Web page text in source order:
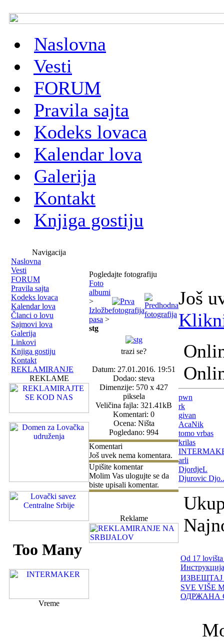
Naslovna
Vesti
FORUM
Pravila sajta
Kodeks lovaca
Kalendar lova
Galerija
Kontakt
Knjiga gostiju
Navigacija
Naslovna
Vesti
FORUM
Pravila sajta
Kodeks lovaca
Kalendar lova
Članci o lovu
Sajmovi lova
Galerija
Linkovi
Knjiga gostiju
Kontakt
REKLAMIRANJE
REKLAME
Vreme
Pogledajte fotografiju
Foto
albumi
>
Izložbe
pasa >
stg
trazi se?
Datum: 27.01.2016. 19:51
Dodao: steva
Dimenzije: 570 x 427
piksela
Veličina fajla: 321.41kB
Komentari: 0
Ocena: Ništa
Pogledano: 994
Komentari
Još uvek nema komentara.
Upišite komentar
Molim Vas ulogujte se da
biste upisali komentar.
Reklame
Još
pwn
rk
givan
AcaNik
tomo vrbas
krilas
arli
DjordjeL
Djurovic
Od 17
SVE VIŠE
ОДРЖАНА